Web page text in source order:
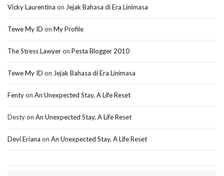
Vicky Laurentina on Jejak Bahasa di Era Linimasa
Tewe My ID on My Profile
The Stress Lawyeron Pesta Blogger 2010
Tewe My ID on Jejak Bahasa di Era Linimasa
Fentyon An Unexpected Stay, A Life Reset
Destyon An Unexpected Stay, A Life Reset
Devi Eriana on An Unexpected Stay, A Life Reset